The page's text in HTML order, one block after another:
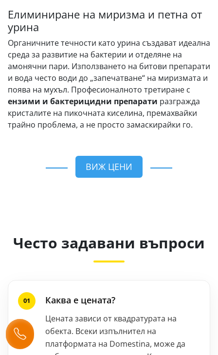
Елиминиране на миризма и петна от
урина
Органичните течности като урина създават идеална
среда за развитие на бактерии и отделяне на
амонячни пари. Използването на битови препарати
и вода често води до „запечатване“ на миризмата и
поява на мухъл. Професионалното третиране с
ензими и бактерицидни препарати разгражда
кристалите на пикочната киселина, премахвайки
трайно проблема, а не просто замаскирайки го.
ВИЖ ЦЕНИ
Често задавани въпроси
Каква е цената?
Цената зависи от квадратурата на
обекта. Всеки изпълнител на
платформата на Domestina, може да